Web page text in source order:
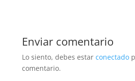
Enviar comentario
Lo siento, debes estar conectado
comentario.